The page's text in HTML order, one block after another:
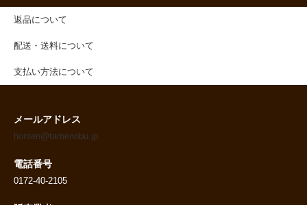
返品について
配送・送料について
支払い方法について
メールアドレス
honten@tamenobu.jp
電話番号
0172-40-2105